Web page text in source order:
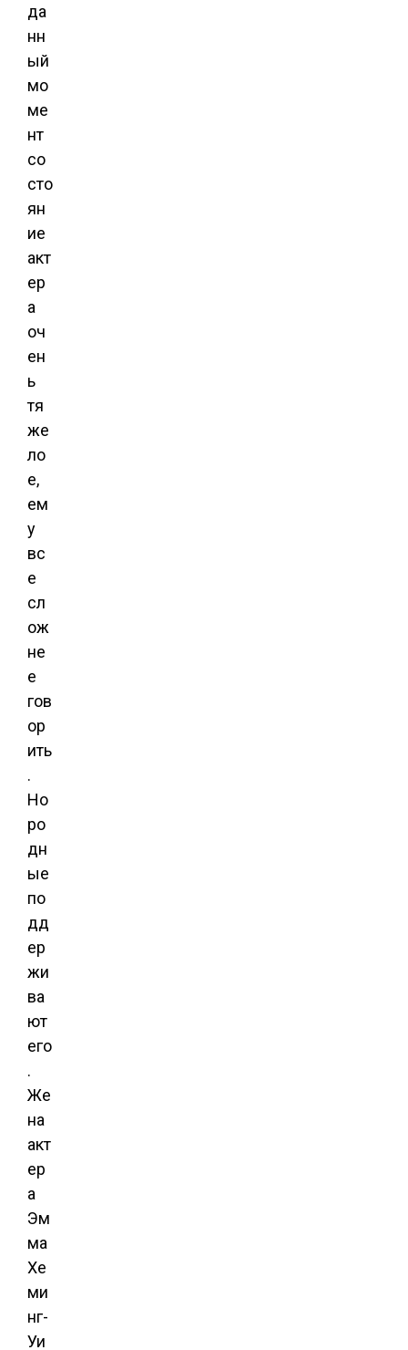
да
нн
ый
мо
ме
нт
со
сто
ян
ие
акт
ер
а
оч
ен
ь
тя
же
ло
е,
ем
у
вс
е
сл
ож
не
е
гов
ор
ить
.
Но
ро
дн
ые
по
дд
ер
жи
ва
ют
его
.
Же
на
акт
ер
а
Эм
ма
Хе
ми
нг-
Уи